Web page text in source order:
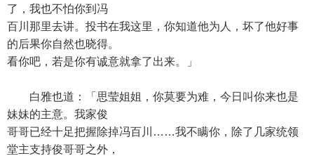
了，我也不怕你到冯
百川那里去讲。投书在我这里，你知道他为人，坏了他好事
的后果你自然也晓得。
看你吧，若是你有诚意就拿了出来。」
白雅也道：「思莹姐姐，你莫要为难，今日叫你来也是
妹妹的主意。我家俊
哥哥已经十足把握除掉冯百川……我不瞒你，除了几家统领
堂主支持俊哥哥之外，